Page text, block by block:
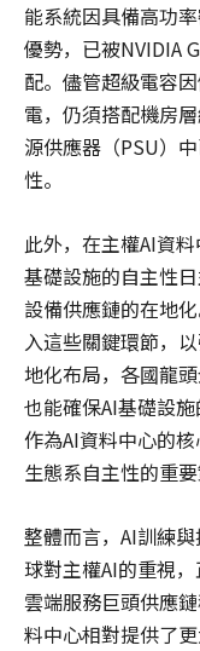
能系統因具備高功
優勢，已被NVIDIA
配。儘管超級電容
電，仍須搭配機房
源供應器（PSU）
性。
此外，在主權AI資
基礎設施的自主性
設備供應鏈的在地
入這些關鍵環節，
地化布局，各國龍
也能確保AI基礎設
作為AI資料中心的
生態系自主性的重要
整體而言，AI訓練
球對主權AI的重視
雲端服務巨頭供應
料中心相對提供了